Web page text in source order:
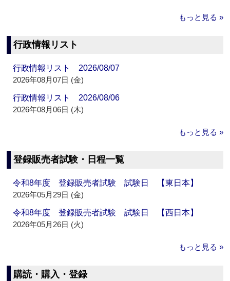
もっと見る »
行政情報リスト
行政情報リスト 2026/08/07
2026年08月07日 (金)
行政情報リスト 2026/08/06
2026年08月06日 (木)
もっと見る »
登録販売者試験・日程一覧
令和8年度 登録販売者試験 試験日 【東日本】
2026年05月29日 (金)
令和8年度 登録販売者試験 試験日 【西日本】
2026年05月26日 (火)
もっと見る »
購読・購入・登録